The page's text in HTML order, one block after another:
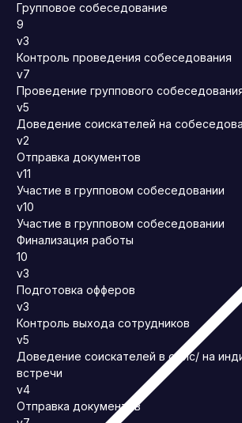
Групповое собеседование
9
v3
Контроль проведения собеседования
v7
Проведение группового
v5
Доведение соискателей на
v2
Отправка документов
v11
Участие в групповом собеседовании
v10
Участие в групповом собеседовании
Финализация работы
10
v3
Подготовка офферов
v3
Контроль выхода сотрудников
v5
Доведение соискателей в офис/ на
встречи
v4
Отправка документов